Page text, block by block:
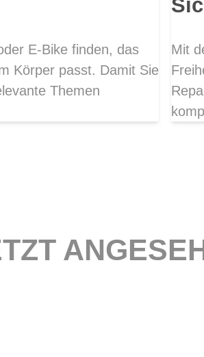
E-Bike finden, das
Körper passt. Damit Sie
Themen
Mit